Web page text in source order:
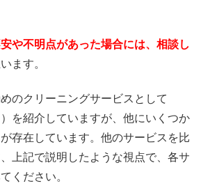
や不明点があった場合には、相談し
ます。
のクリーニングサービスとして
を紹介していますが、他にいくつか
存在しています。他のサービスを比
上記で説明したような視点で、各サ
ください。